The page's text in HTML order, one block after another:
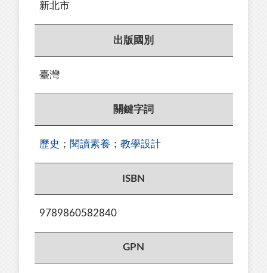
新北市
出版國別
臺灣
關鍵字詞
歷史 ； 閱讀素養 ； 教學設計
ISBN
9789860582840
GPN